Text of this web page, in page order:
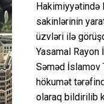
Hakimiyyətində
sakinlərinin
üzvləri ilə
Yasamal Rayon
Səməd İslamov
hökumət
olaraq bildirilib